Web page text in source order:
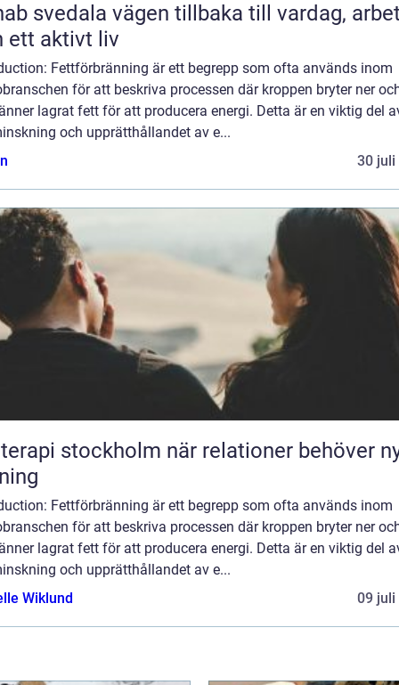
vägen tillbaka till vardag, arbete
ett aktivt liv
Fettförbränning är ett begrepp som ofta används inom
för att beskriva processen där kroppen bryter ner
lagrat fett för att producera energi. Detta är en viktig del
och upprätthållandet av e...
30 juli
stockholm när relationer behöver ny
Fettförbränning är ett begrepp som ofta används inom
för att beskriva processen där kroppen bryter ner
lagrat fett för att producera energi. Detta är en viktig del
och upprätthållandet av e...
Wiklund
09 juli